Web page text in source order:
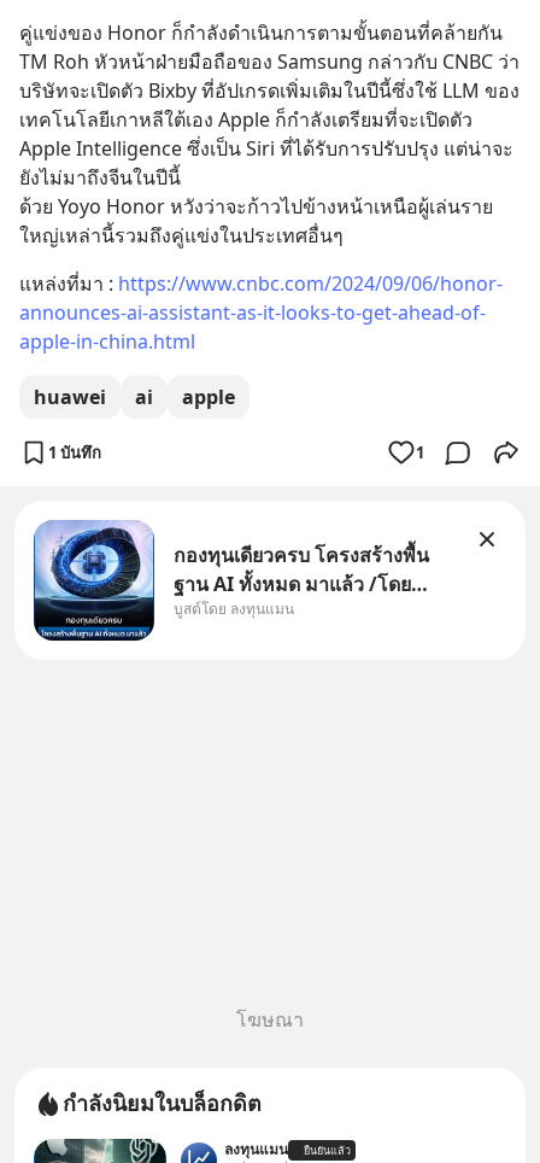
คู่แข่งของ Honor ก็กำลังดำเนินการตามขั้นตอนที่คล้ายกัน
TM Roh หัวหน้าฝ่ายมือถือของ Samsung กล่าวกับ CNBC ว่า
บริษัทจะเปิดตัว Bixby ที่อัปเกรดเพิ่มเติมในปีนี้ซึ่งใช้ LLM ของ
เทคโนโลยีเกาหลีใต้เอง Apple ก็กำลังเตรียมที่จะเปิดตัว
Apple Intelligence ซึ่งเป็น Siri ที่ได้รับการปรับปรุง แต่น่าจะ
ยังไม่มาถึงจีนในปีนี้
ด้วย Yoyo Honor หวังว่าจะก้าวไปข้างหน้าเหนือผู้เล่นราย
ใหญ่เหล่านี้รวมถึงคู่แข่งในประเทศอื่นๆ
แหล่งที่มา : https://www.cnbc.com/2024/09/06/honor-
announces-ai-assistant-as-it-looks-to-get-ahead-of-
apple-in-china.html
huawei ai apple
1 บันทึก 1
กองทุนเดียวครบ โครงสร้างพื้น
ฐาน AI ทั้งหมด มาแล้ว /โดย
ลงทุนแมน AI Supercycle คือช่วง
บูสต์โดย ลงทุนแมน
โฆษณา
กำลังนิยมในบล็อกดิต
ลงทุนแมน ยืนยันแล้ว